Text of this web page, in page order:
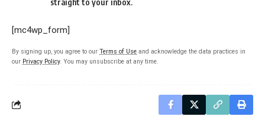
[mc4wp_form]
By signing up, you agree to our Terms of Use and acknowledge the data practices in
our Privacy Policy. You may unsubscribe at any time.